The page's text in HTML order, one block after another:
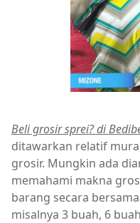
Beli grosir sprei? di
ditawarkan relatif
grosir. Mungkin ada
memahami makna
barang secara
misalnya 3 buah, 6